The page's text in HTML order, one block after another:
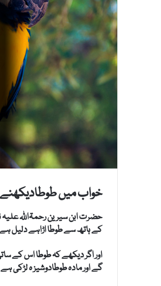
خواب میں طوطادیکھنے
حضرت ابن سیرین رحمۃاللہ
کے ہاتھ سے طوطا اڑاہے دلیل ہے
اور اگر دیکھے کہ طوطا اس کے
گے اور مادہ طوطادوشیز ہ لڑکی ہے